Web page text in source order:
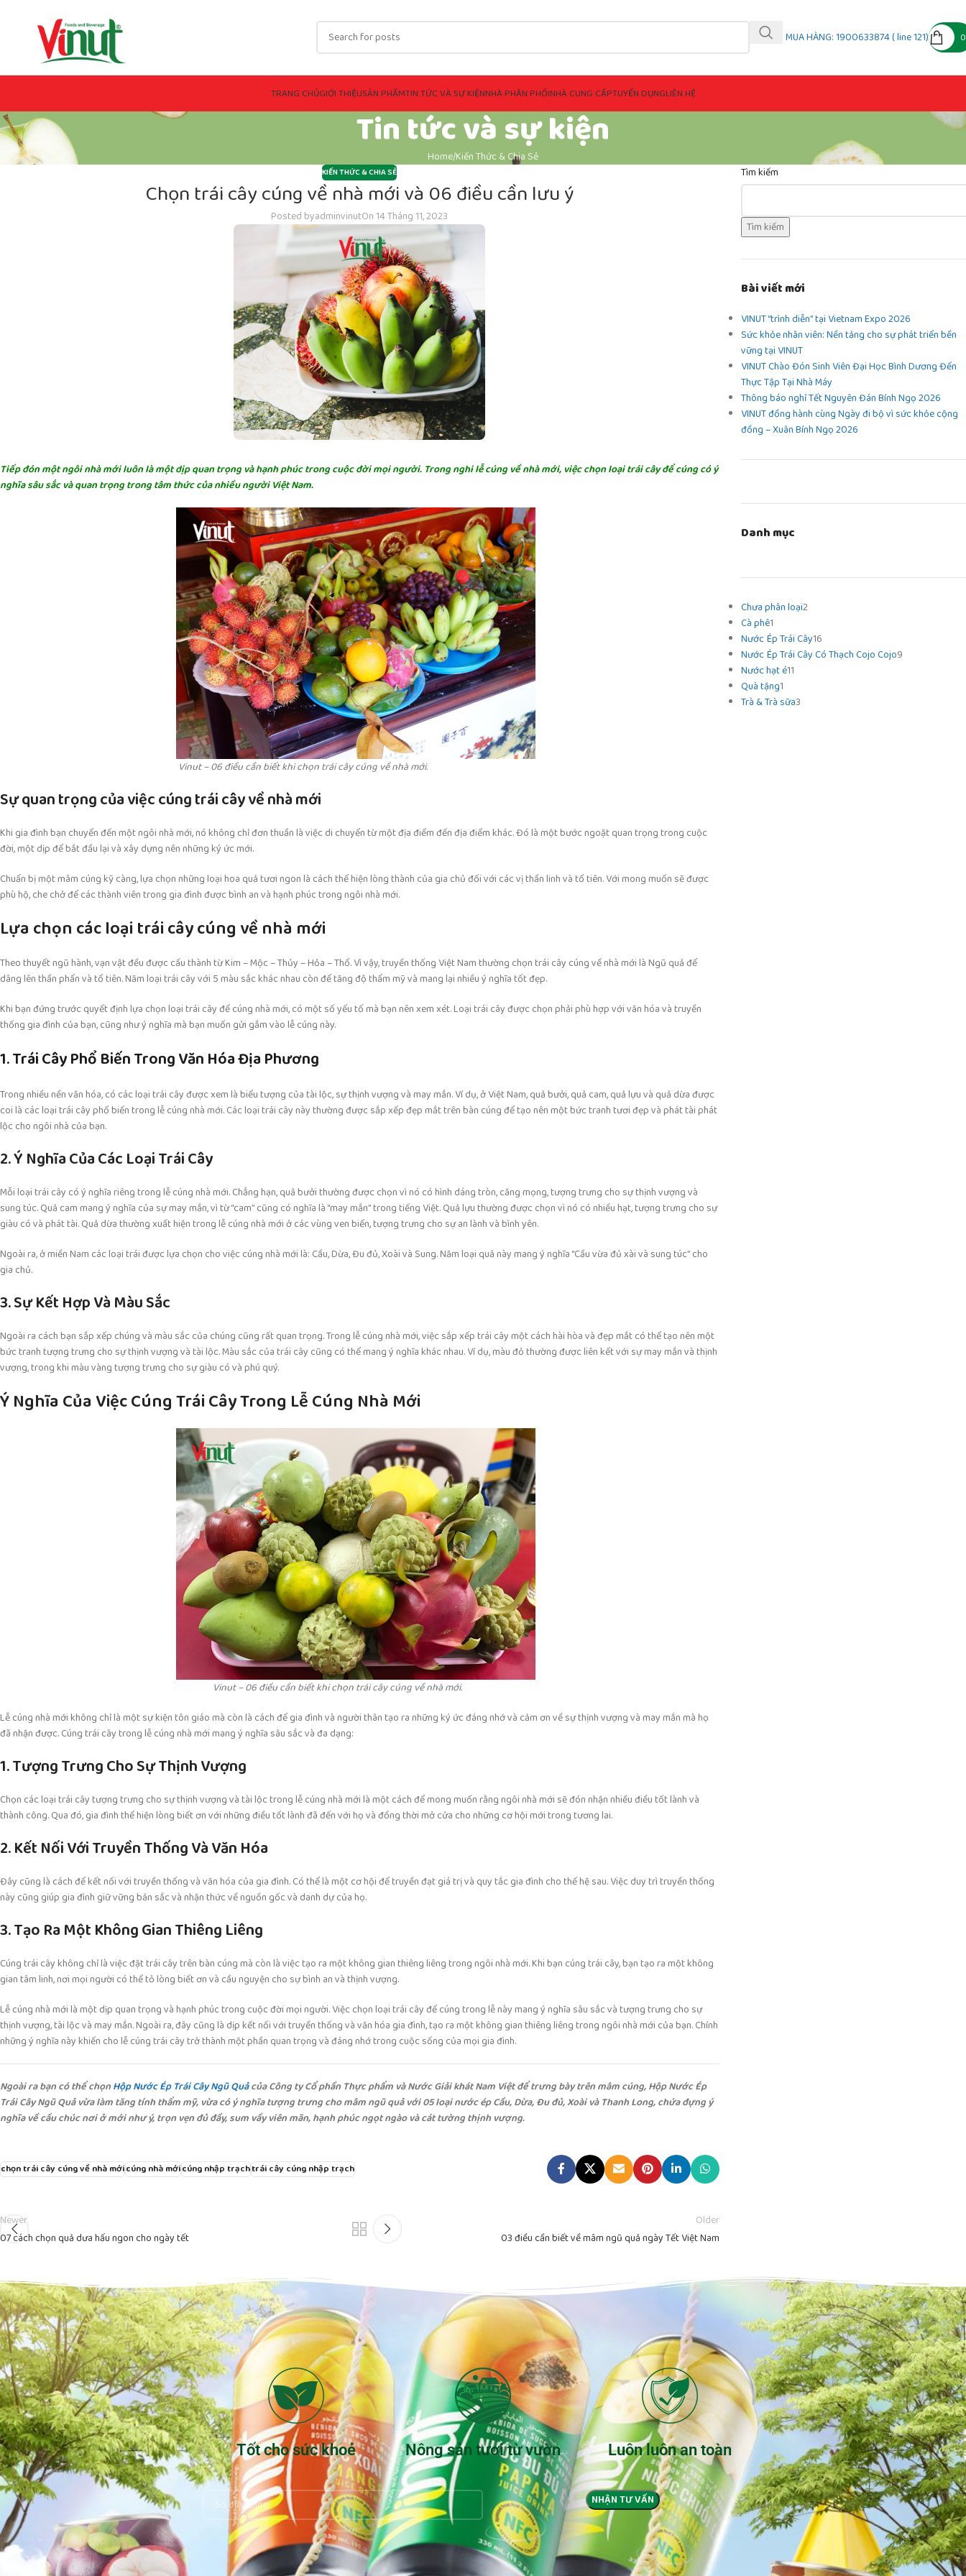
MUA HÀNG: 1900633874 ( line 121)
TRANG CHỦGIỚI THIỆUSẢN PHẨMTIN TỨC VÀ SỰ KIỆNNHÀ PHÂN PHỐINHÀ CUNG CẤPTUYỂN DỤNGLIÊN HỆ
Tin tức và sự kiện
HomeKiến Thức & Chia Sẻ
KIẾN THỨC & CHIA SẺ
Chọn trái cây cúng về nhà mới và 06 điều cần lưu ý
Posted byadminvinutOn 14 Tháng 11, 2023
Tiếp đón một ngôi nhà mới luôn là một dịp quan trọng và hạnh phúc trong cuộc đời mọi người. Trong nghi lễ cúng về nhà mới, việc chọn loại trái cây để cúng có ý
nghĩa sâu sắc và quan trọng trong tâm thức của nhiều người Việt Nam.
Vinut – 06 điều cần biết khi chọn trái cây cúng về nhà mới.
Sự quan trọng của việc cúng trái cây về nhà mới
Khi gia đình bạn chuyển đến một ngôi nhà mới, nó không chỉ đơn thuần là việc di chuyển từ một địa điểm đến địa điểm khác. Đó là một bước ngoặt quan trọng trong cuộc
đời, một dịp để bắt đầu lại và xây dựng nên những ký ức mới.
Chuẩn bị một mâm cúng kỹ càng, lựa chọn những loại hoa quả tươi ngon là cách thể hiện lòng thành của gia chủ đối với các vị thần linh và tổ tiên. Với mong muốn sẽ được
phù hộ, che chở để các thành viên trong gia đình được bình an và hạnh phúc trong ngôi nhà mới.
Lựa chọn các loại trái cây cúng về nhà mới
Theo thuyết ngũ hành, vạn vật đều được cấu thành từ Kim – Mộc – Thủy – Hỏa – Thổ. Vì vậy, truyền thống Việt Nam thường chọn trái cây cúng về nhà mới là Ngũ quả để
dâng lên thần phẩn và tổ tiên. Năm loại trái cây với 5 màu sắc khác nhau còn để tăng độ thẩm mỹ và mang lại nhiều ý nghĩa tốt đẹp.
Khi bạn đứng trước quyết định lựa chọn loại trái cây để cúng nhà mới, có một số yếu tố mà bạn nên xem xét. Loại trái cây được chọn phải phù hợp với văn hóa và truyền
thống gia đình của bạn, cũng như ý nghĩa mà bạn muốn gửi gắm vào lễ cúng này.
1. Trái Cây Phổ Biến Trong Văn Hóa Địa Phương
Trong nhiều nền văn hóa, có các loại trái cây được xem là biểu tượng của tài lộc, sự thịnh vượng và may mắn. Ví dụ, ở Việt Nam, quả bưởi, quả cam, quả lựu và quả dừa được
coi là các loại trái cây phổ biến trong lễ cúng nhà mới. Các loại trái cây này thường được sắp xếp đẹp mắt trên bàn cúng để tạo nên một bức tranh tươi đẹp và phát tài phát
lộc cho ngôi nhà của bạn.
2. Ý Nghĩa Của Các Loại Trái Cây
Mỗi loại trái cây có ý nghĩa riêng trong lễ cúng nhà mới. Chẳng hạn, quả bưởi thường được chọn vì nó có hình dáng tròn, căng mọng, tượng trưng cho sự thịnh vượng và
sung túc. Quả cam mang ý nghĩa của sự may mắn, vì từ “cam” cũng có nghĩa là “may mắn” trong tiếng Việt. Quả lựu thường được chọn vì nó có nhiều hạt, tượng trưng cho sự
giàu có và phát tài. Quả dừa thường xuất hiện trong lễ cúng nhà mới ở các vùng ven biển, tượng trưng cho sự an lành và bình yên.
Ngoài ra, ở miền Nam các loại trái được lựa chọn cho việc cúng nhà mới là: Cầu, Dừa, Đu đủ, Xoài và Sung. Năm loại quả này mang ý nghĩa “Cầu vừa đủ xài và sung túc” cho
gia chủ.
3. Sự Kết Hợp Và Màu Sắc
Ngoài ra cách bạn sắp xếp chúng và màu sắc của chúng cũng rất quan trọng. Trong lễ cúng nhà mới, việc sắp xếp trái cây một cách hài hòa và đẹp mắt có thể tạo nên một
bức tranh tượng trưng cho sự thịnh vượng và tài lộc. Màu sắc của trái cây cũng có thể mang ý nghĩa khác nhau. Ví dụ, màu đỏ thường được liên kết với sự may mắn và thịnh
vượng, trong khi màu vàng tượng trưng cho sự giàu có và phú quý.
Ý Nghĩa Của Việc Cúng Trái Cây Trong Lễ Cúng Nhà Mới
Vinut – 06 điều cần biết khi chọn trái cây cúng về nhà mới.
Lễ cúng nhà mới không chỉ là một sự kiện tôn giáo mà còn là cách để gia đình và người thân tạo ra những ký ức đáng nhớ và cảm ơn về sự thịnh vượng và may mắn mà họ
đã nhận được. Cúng trái cây trong lễ cúng nhà mới mang ý nghĩa sâu sắc và đa dạng:
1. Tượng Trưng Cho Sự Thịnh Vượng
Chọn các loại trái cây tượng trưng cho sự thịnh vượng và tài lộc trong lễ cúng nhà mới là một cách để mong muốn rằng ngôi nhà mới sẽ đón nhận nhiều điều tốt lành và
thành công. Qua đó, gia đình thể hiện lòng biết ơn với những điều tốt lành đã đến với họ và đồng thời mở cửa cho những cơ hội mới trong tương lai.
2. Kết Nối Với Truyền Thống Và Văn Hóa
Đây cũng là cách để kết nối với truyền thống và văn hóa của gia đình. Có thể là một cơ hội để truyền đạt giá trị và quy tắc gia đình cho thế hệ sau. Việc duy trì truyền thống
này cũng giúp gia đình giữ vững bản sắc và nhận thức về nguồn gốc và danh dự của họ.
3. Tạo Ra Một Không Gian Thiêng Liêng
Cúng trái cây không chỉ là việc đặt trái cây trên bàn cúng mà còn là việc tạo ra một không gian thiêng liêng trong ngôi nhà mới. Khi bạn cúng trái cây, bạn tạo ra một không
gian tâm linh, nơi mọi người có thể tỏ lòng biết ơn và cầu nguyện cho sự bình an và thịnh vượng.
Lễ cúng nhà mới là một dịp quan trọng và hạnh phúc trong cuộc đời mọi người. Việc chọn loại trái cây để cúng trong lễ này mang ý nghĩa sâu sắc và tượng trưng cho sự
thịnh vượng, tài lộc và may mắn. Ngoài ra, đây cũng là dịp kết nối với truyền thống và văn hóa gia đình, tạo ra một không gian thiêng liêng trong ngôi nhà mới của bạn. Chính
những ý nghĩa này khiến cho lễ cúng trái cây trở thành một phần quan trọng và đáng nhớ trong cuộc sống của mọi gia đình.
Ngoài ra bạn có thể chọnHộp Nước Ép Trái Cây Ngũ Quảcủa Công ty Cổ phần Thực phẩm và Nước Giải khát Nam Việt để trưng bày trên mâm cúng, Hộp Nước Ép
Trái Cây Ngũ Quả vừa làm tăng tính thẩm mỹ, vừa có ý nghĩa tượng trưng cho mâm ngũ quả với 05 loại nước ép Cầu, Dừa, Đu đủ, Xoài và Thanh Long, chứa đựng ý
nghĩa về cầu chúc nơi ở mới như ý, trọn vẹn đủ đầy, sum vầy viên mãn, hạnh phúc ngọt ngào và cát tường thịnh vượng.
chọn trái cây cúng về nhà mớicúng nhà mớicúng nhập trạchtrái cây cúng nhập trạch
Newer
07 cách chọn quả dưa hấu ngon cho ngày tết
Older
03 điều cần biết về mâm ngũ quả ngày Tết Việt Nam
Tìm kiếm
Tìm kiếm
Bài viết mới
VINUT “trình diễn” tại Vietnam Expo 2026
Sức khỏe nhân viên: Nền tảng cho sự phát triển bền
vững tại VINUT
VINUT Chào Đón Sinh Viên Đại Học Bình Dương Đến
Thực Tập Tại Nhà Máy
Thông báo nghỉ Tết Nguyên Đán Bính Ngọ 2026
VINUT đồng hành cùng Ngày đi bộ vì sức khỏe cộng
đồng – Xuân Bính Ngọ 2026
Danh mục
Chưa phân loại2
Cà phê1
Nước Ép Trái Cây16
Nước Ép Trái Cây Có Thạch Cojo Cojo9
Nước hạt é11
Quà tặng1
Trà & Trà sữa3
Tốt cho sức khoẻ Nông sản tươi từ vườn Luôn luôn an toàn